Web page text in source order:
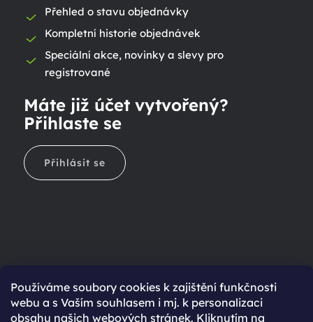
Používáme soubory cookies k zajištění funkčnosti
webu a s Vaším souhlasem i mj. k personalizaci
obsahu našich webových stránek. Kliknutím na
Přehled o stavu objednávky
Kompletní historie objednávek
Speciální akce, novinky a slevy pro
registrované
Máte již účet vytvořený?
Přihlaste se
Přihlásit se
Ještě nemáte účet?
Rychlejší nákup díky uloženým údajům